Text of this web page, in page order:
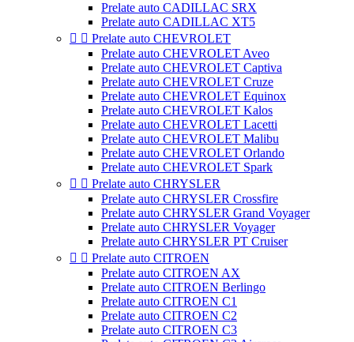
Prelate auto CADILLAC SRX
Prelate auto CADILLAC XT5
  Prelate auto CHEVROLET
Prelate auto CHEVROLET Aveo
Prelate auto CHEVROLET Captiva
Prelate auto CHEVROLET Cruze
Prelate auto CHEVROLET Equinox
Prelate auto CHEVROLET Kalos
Prelate auto CHEVROLET Lacetti
Prelate auto CHEVROLET Malibu
Prelate auto CHEVROLET Orlando
Prelate auto CHEVROLET Spark
  Prelate auto CHRYSLER
Prelate auto CHRYSLER Crossfire
Prelate auto CHRYSLER Grand Voyager
Prelate auto CHRYSLER Voyager
Prelate auto CHRYSLER PT Cruiser
  Prelate auto CITROEN
Prelate auto CITROEN AX
Prelate auto CITROEN Berlingo
Prelate auto CITROEN C1
Prelate auto CITROEN C2
Prelate auto CITROEN C3